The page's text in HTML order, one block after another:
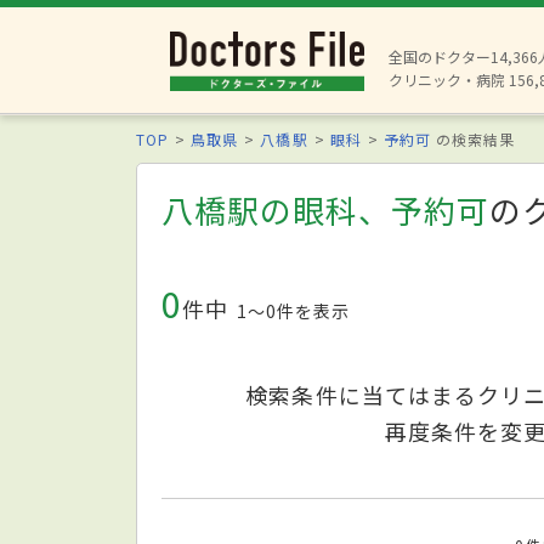
全国のドクター14,366
クリニック・病院
TOP 鳥取県 八橋駅 眼科 予約可 の検索結果
八橋駅の眼科、予約可の
0件中 1〜0件を表示
検索条件に当てはまるクリ
再度条件を変